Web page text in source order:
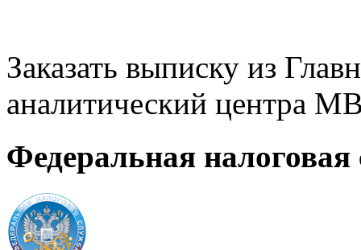
Заказать выписку из
аналитический центра
Федеральная налоговая